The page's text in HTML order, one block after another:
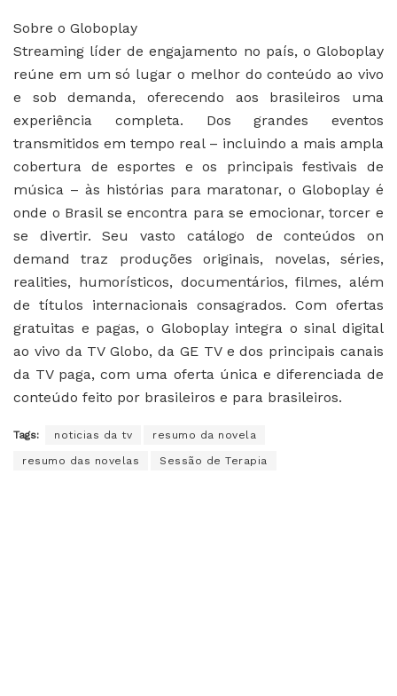
Sobre o Globoplay
Streaming líder de engajamento no país, o Globoplay
reúne em um só lugar o melhor do conteúdo ao vivo
e sob demanda, oferecendo aos brasileiros uma
experiência completa. Dos grandes eventos
transmitidos em tempo real – incluindo a mais ampla
cobertura de esportes e os principais festivais de
música – às histórias para maratonar, o Globoplay é
onde o Brasil se encontra para se emocionar, torcer e
se divertir. Seu vasto catálogo de conteúdos on
demand traz produções originais, novelas, séries,
realities, humorísticos, documentários, filmes, além
de títulos internacionais consagrados. Com ofertas
gratuitas e pagas, o Globoplay integra o sinal digital
ao vivo da TV Globo, da GE TV e dos principais canais
da TV paga, com uma oferta única e diferenciada de
conteúdo feito por brasileiros e para brasileiros.
Tags: noticias da tv resumo da novela
resumo das novelas Sessão de Terapia